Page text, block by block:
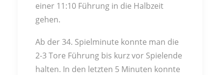
einer 11:10 Führung in die Halbzeit
gehen.
Ab der 34. Spielminute konnte man die
2-3 Tore Führung bis kurz vor Spielende
halten. In den letzten 5 Minuten konnte